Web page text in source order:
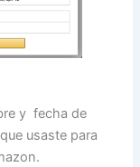
y fecha de
usaste para